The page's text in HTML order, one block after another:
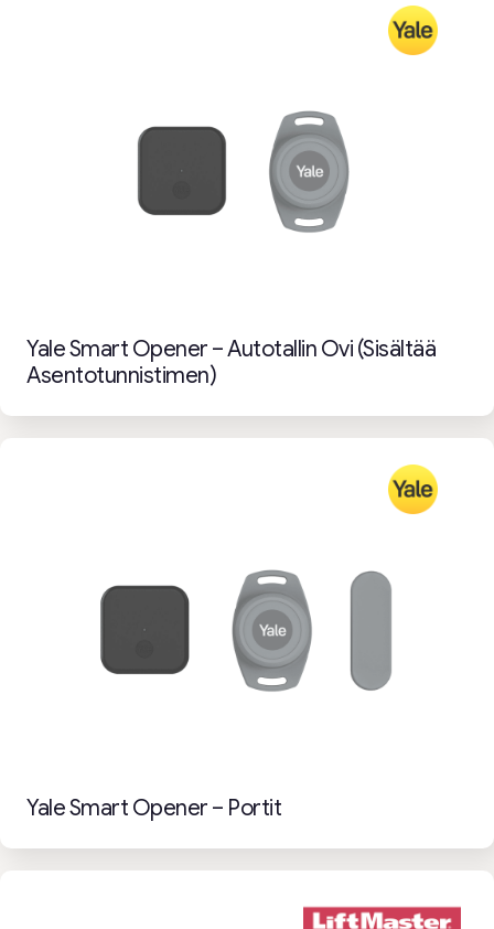
Yale Smart Opener – Autotallin Ovi (sisältää
Asentotunnistimen)
Yale Smart Opener – Portit